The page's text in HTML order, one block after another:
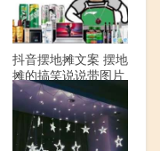
抖音摆地摊文案 摆地
摊的搞笑说说带图片